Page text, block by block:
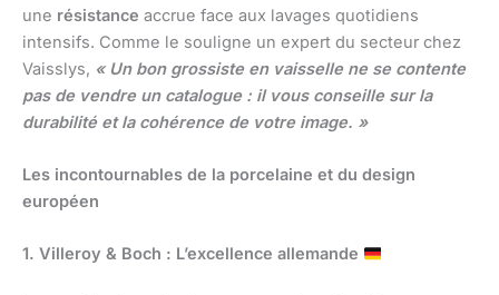
une résistance accrue face aux lavages quotidiens
intensifs. Comme le souligne un expert du secteur chez
Vaisslys, « Un bon grossiste en vaisselle ne se contente
pas de vendre un catalogue : il vous conseille sur la
durabilité et la cohérence de votre image. »
Les incontournables de la porcelaine et du design
européen
1. Villeroy & Boch : L’excellence allemande